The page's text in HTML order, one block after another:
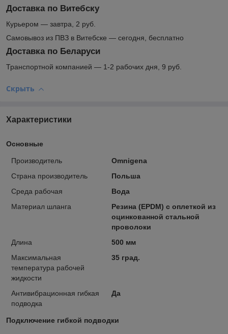
Доставка по Витебску
Курьером — завтра, 2 руб.
Самовывоз из ПВЗ в Витебске — сегодня, бесплатно
Доставка по Беларуси
Транспортной компанией — 1-2 рабочих дня, 9 руб.
Скрыть
Характеристики
Основные
Производитель
Omnigena
Страна производитель
Польша
Среда рабочая
Вода
Материал шланга
Резина (EPDM) с оплеткой из
оцинкованной стальной
проволоки
Длина
500 мм
Максимальная
температура рабочей
жидкости
35 град.
Антивибрационная гибкая
подводка
Да
Подключение гибкой подводки